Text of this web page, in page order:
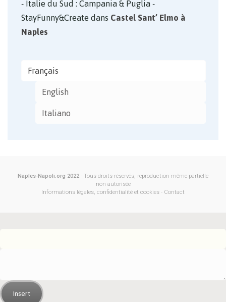
Italie du Sud : Campania & Puglia -
StayFunny&CreatedansCastel Sant’ Elmo à
Naples
Français
English
Italiano
Naples-Napoli.org 2022 - Tous droits réservés, reproduction même partielle
non autorisée
Informations légales, confidentialité et cookies - Contact
Insert